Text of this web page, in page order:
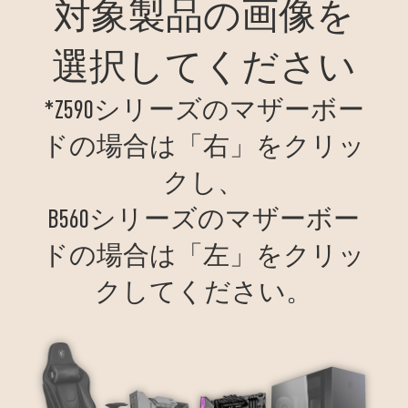
対象製品の画像を
選択してください
*Z590シリーズのマザーボー
ドの場合は「右」をクリッ
クし、
B560シリーズのマザーボー
ドの場合は「左」をクリッ
クしてください。